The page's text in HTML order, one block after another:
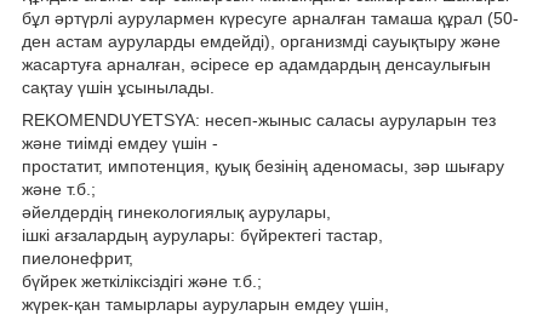
бұл әртүрлі аурулармен күресуге арналған тамаша құрал (50-
ден астам ауруларды емдейді), организмді сауықтыру және
жасартуға арналған, әсіресе ер адамдардың денсаулығын
сақтау үшін ұсынылады.
REKOMENDUYETSYA: несеп-жыныс саласы ауруларын тез
және тиімді емдеу үшін -
простатит, импотенция, қуық безінің аденомасы, зәр шығару
және т.б.;
әйелдердің гинекологиялық аурулары,
ішкі ағзалардың аурулары: бүйректегі тастар,
пиелонефрит,
бүйрек жеткіліксіздігі және т.б.;
жүрек-қан тамырлары ауруларын емдеу үшін,